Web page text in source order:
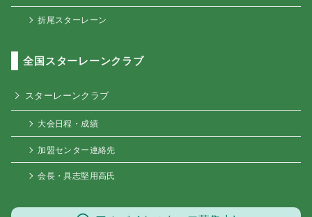
折尾スターレーン
全国スターレーンクラブ
スターレーンクラブ
大会日程・成績
加盟センター連絡先
会長・具志堅用高氏